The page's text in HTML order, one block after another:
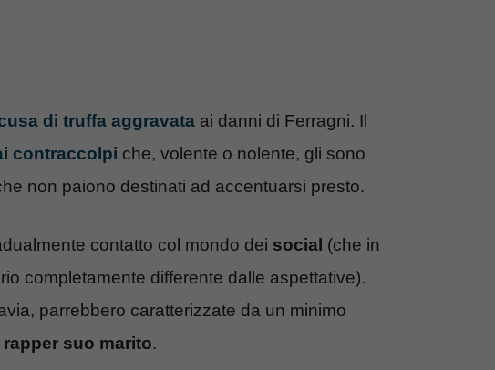
di truffa aggravata ai danni di Ferragni. Il
contraccolpi che, volente o nolente, gli sono
non paiono destinati ad accentuarsi presto.
contatto col mondo dei social (che in
completamente differente dalle aspettative).
parrebbero caratterizzate da un minimo
suo marito.